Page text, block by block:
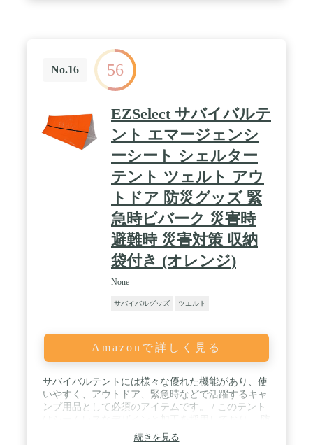
付き、持ち運びとても便利。 / さまざまな用途：1
人テントアウトドア、ソロキャンプ、野外フェス、
ピクニック、ビーチ、花見、釣り、登山、運動会な
どに適用されています。設営簡単、持ち運びも簡単
なのでいろんなシーンで大活躍。災害時の防災用品
としても使えます。 / 安心のサービス：高品質の商
品だから、ご安心して購入してください。 ご購入後
12ヶ月のメーカー保証が付いておりますので、使用
中に何かお気付き点やお問い合わせがございました
ら、お気軽に弊社までご連絡ください。
No.16 56
EZSelect サバイバルテ
ント エマージェンシ
ーシート シェルター
テント ツェルト アウ
トドア 防災グッズ 緊
急時ビバーク 災害時
避難時 災害対策 収納
袋付き (オレンジ)
None
サバイバルグッズ ツエルト
Amazonで詳しく見る
サバイバルテントには様々な優れた機能があり、使
いやすく、アウトドア、緊急時などで活躍するキャ
ンプ用品として必須のアイテムです。 / このテント
寒、防風、保温効果があり、夜間のキャンプ、寒い
続きを見る